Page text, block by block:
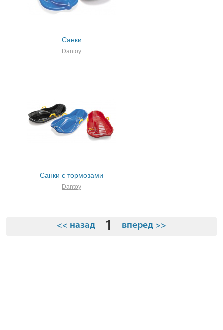
Санки
Dantoy
Санки с тормозами
Dantoy
<< назад 1 вперед >>